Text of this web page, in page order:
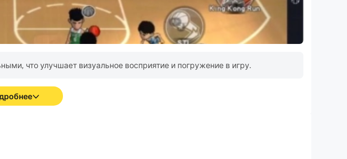
что улучшает визуальное восприятие и погружение в игру.